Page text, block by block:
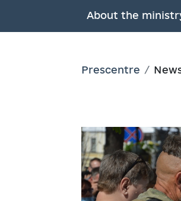
About the
Prescentre